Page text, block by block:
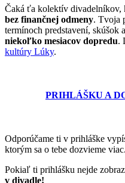
Čaká ťa kolektív
bez finančnej odmeny. Tvoja
termínoch predstavení, skúšok
niekoľko mesiacov dopredu.
kultúry Lúky.
PRIHLÁŠKU A
Odporúčame ti v prihláške
ktorým sa o tebe dozvieme viac.
Pokiaľ ti prihlášku nejde
v divadle!